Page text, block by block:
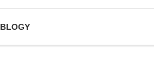
BLOGY